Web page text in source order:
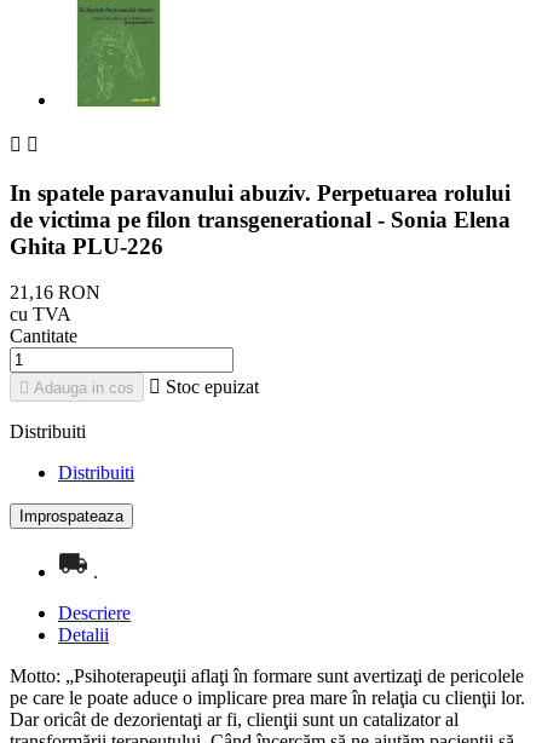
 
In spatele paravanului abuziv. Perpetuarea rolului
de victima pe filon transgenerational - Sonia Elena
Ghita PLU-226
21,16 RON
cu TVA
Cantitate
 Adauga in cos  Stoc epuizat
Distribuiti
Distribuiti
.
Descriere
Detalii
Motto: „Psihoterapeuţii aflaţi în formare sunt avertizaţi de pericolele
pe care le poate aduce o implicare prea mare în relaţia cu clienţii lor.
Dar oricât de dezorientaţi ar fi, clienţii sunt un catalizator al